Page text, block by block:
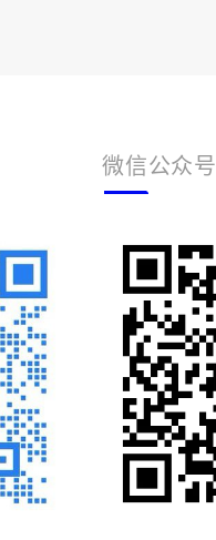
微信公众号